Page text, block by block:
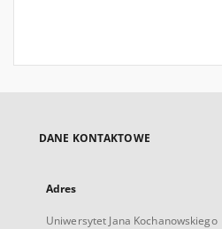
DANE KONTAKTOWE
Adres
Uniwersytet Jana Kochanowskiego